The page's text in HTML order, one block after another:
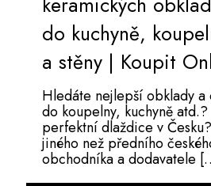
do kuchyně,
a stěny | Koupit
Hledáte nejlepší obklady a
do koupelny, kuchyně
perfektní dlaždice v
jiného než předního
obchodníka a dodavatele